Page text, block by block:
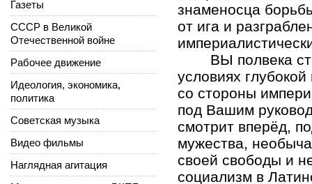
знаменосца
от ига и
ВЫ полвека
условиях
со стороны
под Вашим
смотрит вперёд,
мужества,
своей свободы и
социализм в
Газеты
СССР в Великой
Отечественной войне
Рабочее движение
Идеология, экономика,
политика
Советская музыка
Видео фильмы
Наглядная агитация